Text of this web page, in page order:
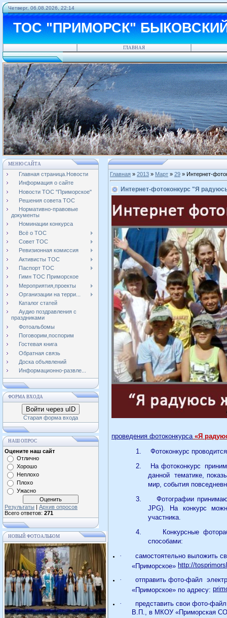
Четверг, 06.08.2026, 22:14
ТОС "ПРИМОРСК"
ГЛАВНАЯ
МЕНЮ САЙТА
Главная страница.Новости
Информация о сайте
Новости ТОС "Приморское"
Решения совета ТОС
Нормативно-правовые
документы
Номинации конкурса
Всё о ТОС
Совет ТОС
Ревизионная комиссия
Активисты ТОС
Паспорт ТОС
Гимн ТОС Приморское
Мероприятия,проекты
Организации на терри...
Каталог статей
Аудио поздравления с
праздниками
Фотоальбомы
Поговорим,поспорим
Гостевая книга
Обратная связь
Доска объявлений
Информационно-развле...
ФОРМА ВХОДА
Войти через uID
Старая форма входа
НАШ ОПРОС
Оцените наш сайт
Отлично
Хорошо
Неплохо
Плохо
Ужасно
Результаты | Архив опросов
Всего ответов: 271
НОВЫЙ ФОТОАЛЬБОМ
Главная » 2013 » Март » 29 » Интернет-
Интернет-фотоконкурс "Я
проведения фотоконкурса «Я
1.
Фотоконкурс
2.
На фотоконкурс
данной
тематике,
мир, события
3.
Фотографии
JPG). На конкурс
участника.
4.
Конкурсные
способами:
·
самостоятельно выложить
«Приморское» http://
·
отправить фото-файл
«Приморское» по адресу:
·
представить свои фото-
В.П., в МКОУ «Приморская